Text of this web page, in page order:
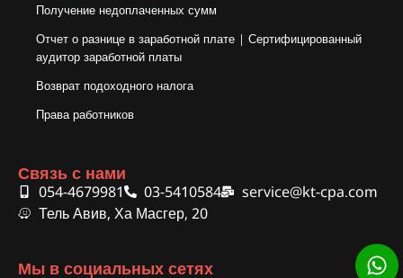
Получение недоплаченных сумм
Отчет о разнице в заработной плате | Сертифицированный
аудитор заработной платы
Возврат подоходного налога
Права работников
Связь с нами
054-4679981 03-5410584
service@kt-cpa.com
Тель Авив, Ха Масгер, 20
Мы в социальных сетях